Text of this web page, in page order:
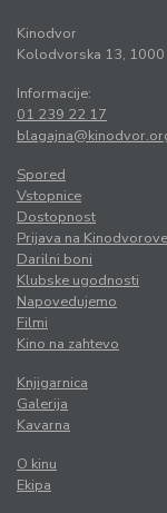
Kinodvor
Kolodvorska 13, 1000
Informacije:
01 239 22 17
Spored
Vstopnice
Dostopnost
Prijava na
Darilni boni
Klubske ugodnosti
Napovedujemo
Filmi
Kino na zahtevo
Knjigarnica
Galerija
Kavarna
O kinu
Ekipa